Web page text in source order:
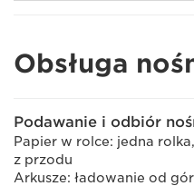
Obsługa
Podawanie i odbiór
Papier w rolce: jedna
z przodu
Arkusze: ładowanie od